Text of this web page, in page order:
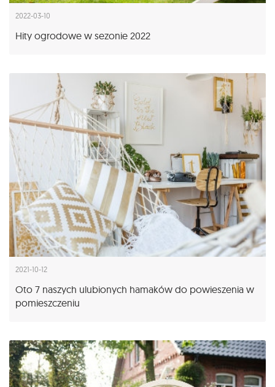
2022-03-10
Hity ogrodowe w sezonie 2022
2021-10-12
Oto 7 naszych ulubionych hamaków do powieszenia w
pomieszczeniu